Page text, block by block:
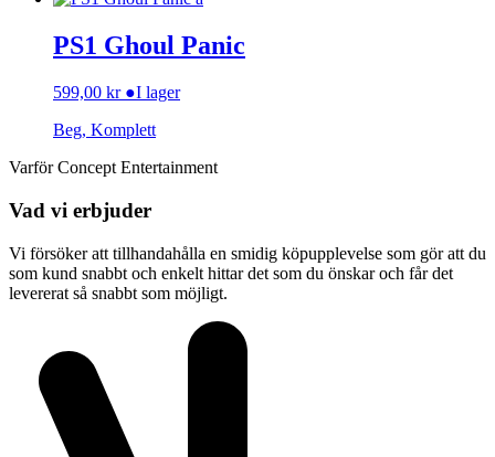
PS1 Ghoul Panic
599,00 kr ●I lager
Beg, Komplett
Varför Concept Entertainment
Vad vi erbjuder
Vi försöker att tillhandahålla en smidig köpupplevelse som gör att du
som kund snabbt och enkelt hittar det som du önskar och får det
levererat så snabbt som möjligt.